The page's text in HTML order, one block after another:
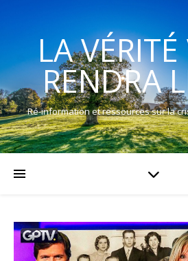
LA
RENDRA
Ré-information et ressources sur la